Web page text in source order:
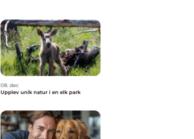
08. dec
Upplev unik natur i en elk park